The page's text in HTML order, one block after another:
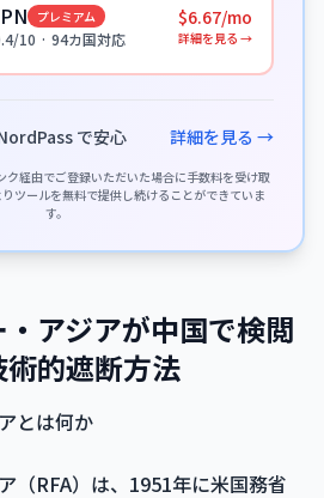
プレミアム
· 94カ国対応
$6.67/mo
詳細を見る →
で安心 詳細を見る →
経由でご登録いただいた場合に手数料を受け取
ツールを無料で提供し続けることができていま
す。
アジアが中国で検閲
的遮断方法
とは何か
（RFA）は、1951年に米国務省